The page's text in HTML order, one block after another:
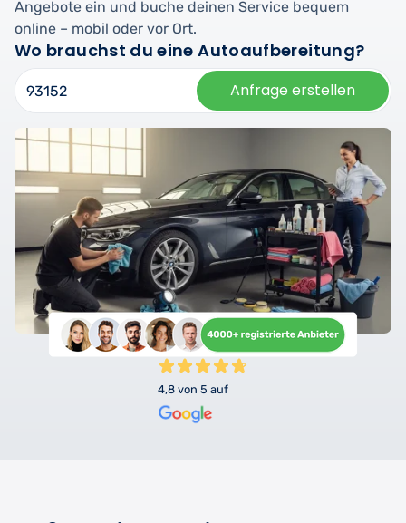
Angebote ein und buche deinen Service bequem
online – mobil oder vor Ort.
Wo brauchst du eine Autoaufbereitung?
Anfrage erstellen
4,8 von 5 auf